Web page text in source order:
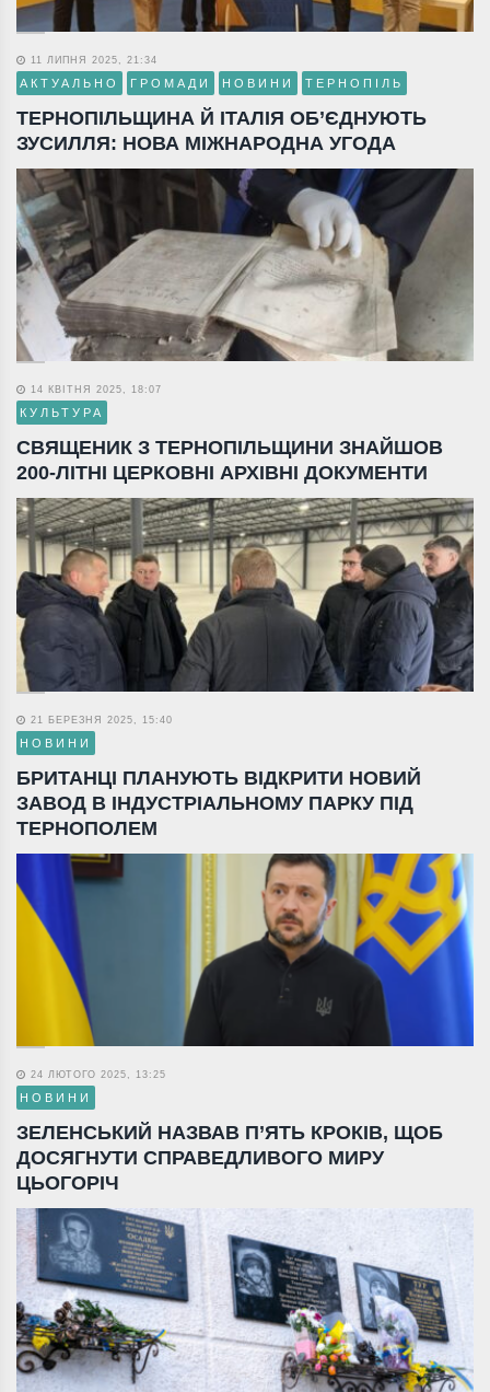
11 ЛИПНЯ 2025, 21:34
АКТУАЛЬНО ГРОМАДИ НОВИНИ ТЕРНОПІЛЬ
ТЕРНОПІЛЬЩИНА Й ІТАЛІЯ ОБ’ЄДНУЮТЬ
ЗУСИЛЛЯ: НОВА МІЖНАРОДНА УГОДА
14 КВІТНЯ 2025, 18:07
КУЛЬТУРА
СВЯЩЕНИК З ТЕРНОПІЛЬЩИНИ ЗНАЙШОВ
200-ЛІТНІ ЦЕРКОВНІ АРХІВНІ ДОКУМЕНТИ
21 БЕРЕЗНЯ 2025, 15:40
НОВИНИ
БРИТАНЦІ ПЛАНУЮТЬ ВІДКРИТИ НОВИЙ
ЗАВОД В ІНДУСТРІАЛЬНОМУ ПАРКУ ПІД
ТЕРНОПОЛЕМ
24 ЛЮТОГО 2025, 13:25
НОВИНИ
ЗЕЛЕНСЬКИЙ НАЗВАВ П’ЯТЬ КРОКІВ, ЩОБ
ДОСЯГНУТИ СПРАВЕДЛИВОГО МИРУ
ЦЬОГОРІЧ